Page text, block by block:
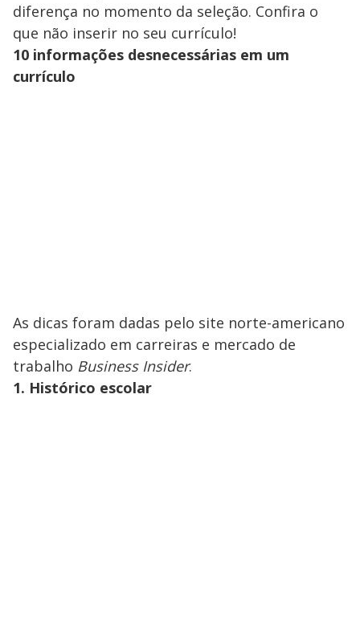
diferença no momento da seleção. Confira o
que não inserir no seu currículo!
10 informações desnecessárias em um
currículo
As dicas foram dadas pelo site norte-americano
especializado em carreiras e mercado de
trabalho Business Insider.
1. Histórico escolar